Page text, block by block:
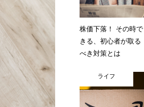
株価下落！ その時で
きる、初心者が取る
べき対策とは
ライフ